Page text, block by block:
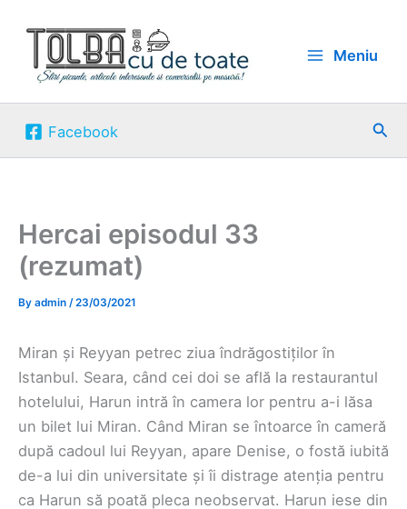
content
Meniu
Facebook
Hercai episodul 33
(rezumat)
By admin /23/03/2021
Miran și Reyyan petrec ziua îndrăgostiților în
Istanbul. Seara, când cei doi se află la restaurantul
hotelului, Harun intră în camera lor pentru a-i lăsa
un bilet lui Miran. Când Miran se întoarce în cameră
după cadoul lui Reyyan, apare Denise, o fostă iubită
de-a lui din universitate și îi distrage atenția pentru
ca Harun să poată pleca neobservat. Harun iese din